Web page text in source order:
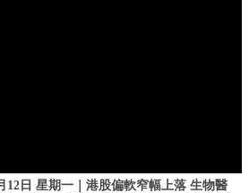
12日 星期一｜港股偏軟窄幅上落 生物醫